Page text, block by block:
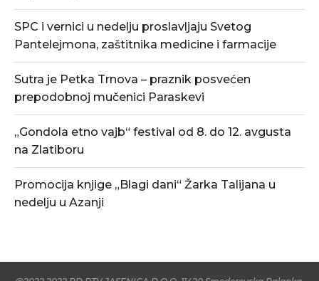
SPC i vernici u nedelju proslavljaju Svetog
Pantelejmona, zaštitnika medicine i farmacije
Sutra je Petka Trnova – praznik posvećen
prepodobnoj mučenici Paraskevi
„Gondola etno vajb“ festival od 8. do 12. avgusta
na Zlatiboru
Promocija knjige „Blagi dani“ Žarka Talijana u
nedelju u Azanji